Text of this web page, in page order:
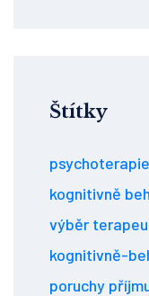
Štítky
psychoterapie
kognitivně
výběr
kognitivně-
poruchy